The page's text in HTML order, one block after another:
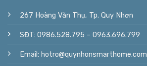
267 Hoàng Văn Thụ, Tp. Quy Nhơn
SĐT: 0986.528.795 – 0963.696.799
Email: hotro@quynhonsmarthome.com